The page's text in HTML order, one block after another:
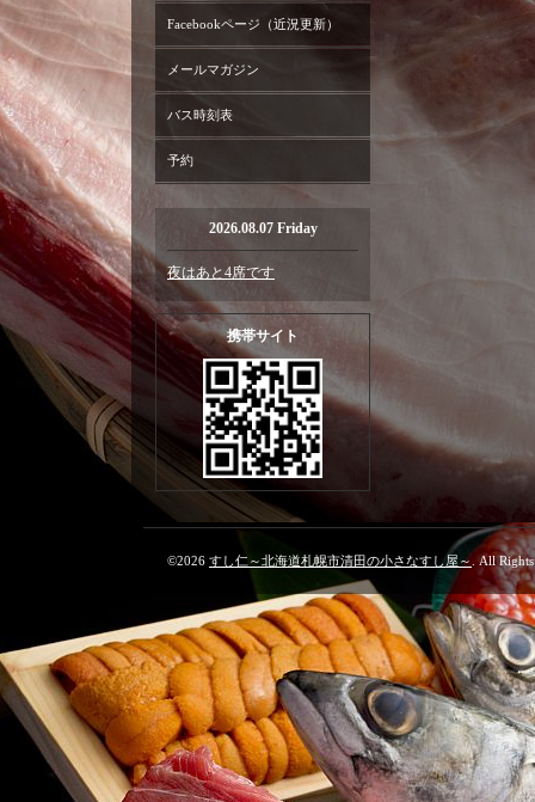
Facebookページ（近況更新）
メールマガジン
バス時刻表
予約
2026.08.07 Friday
夜はあと4席です
携帯サイト
©2026 すし仁～北海道札幌市清田の小さなすし屋～ . All